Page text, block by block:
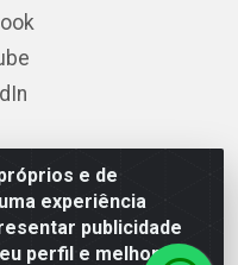
e de
experiência
publicidade
perfil e melhorar a
dos Casa, 4585 – São
09.840-000 - CNPJ
41